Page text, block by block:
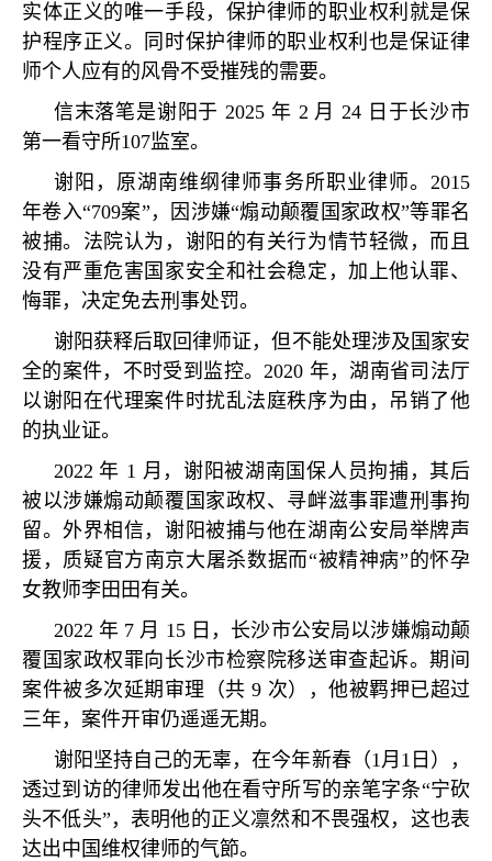
实体正义的唯一手段，保护律师的职业权利就是保
护程序正义。同时保护律师的职业权利也是保证律
师个人应有的风骨不受摧残的需要。
信末落笔是谢阳于 2025 年 2 月 24 日于长沙市
第一看守所107监室。
谢阳，原湖南维纲律师事务所职业律师。2015
年卷入“709案”，因涉嫌“煽动颠覆国家政权”等罪名
被捕。法院认为，谢阳的有关行为情节轻微，而且
没有严重危害国家安全和社会稳定，加上他认罪、
悔罪，决定免去刑事处罚。
谢阳获释后取回律师证，但不能处理涉及国家安
全的案件，不时受到监控。2020 年，湖南省司法厅
以谢阳在代理案件时扰乱法庭秩序为由，吊销了他
的执业证。
2022 年 1 月，谢阳被湖南国保人员拘捕，其后
被以涉嫌煽动颠覆国家政权、寻衅滋事罪遭刑事拘
留。外界相信，谢阳被捕与他在湖南公安局举牌声
援，质疑官方南京大屠杀数据而“被精神病”的怀孕
女教师李田田有关。
2022 年 7 月 15 日，长沙市公安局以涉嫌煽动颠
覆国家政权罪向长沙市检察院移送审查起诉。期间
案件被多次延期审理（共 9 次），他被羁押已超过
三年，案件开审仍遥遥无期。
谢阳坚持自己的无辜，在今年新春（1月1日），
透过到访的律师发出他在看守所写的亲笔字条“宁砍
头不低头”，表明他的正义凛然和不畏强权，这也表
达出中国维权律师的气節。